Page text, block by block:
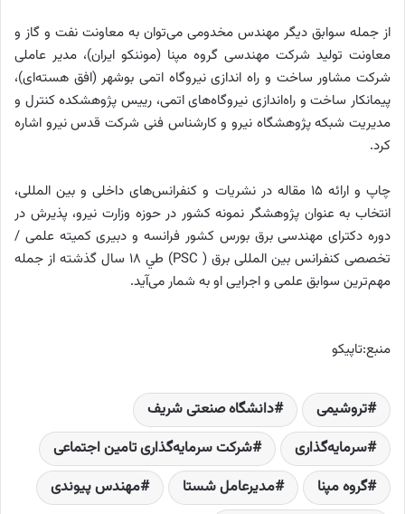
از جمله سوابق دیگر مهندس مخدومی می‌توان به معاونت نفت و گاز و
معاونت تولید شرکت مهندسی گروه مپنا (موننکو ایران)، مدير عاملی
شرکت مشاور ساخت و راه اندازی نیروگاه اتمی بوشهر (افق هسته‌ای)،
پیمانکار ساخت و راه‌اندازی نيروگاه‌های اتمی، رييس پژوهشكده كنترل و
مديريت شبكه پژوهشگاه نيرو و كارشناس فنی شرکت قدس نيرو اشاره
کرد.
چاپ و ارائه 15 مقاله در نشريات و كنفرانس‌های داخلی و بين المللی،
انتخاب به عنوان پژوهشگر نمونه كشور در حوزه وزارت نیرو، پذيرش در
دوره دكترای مهندسی برق بورس کشور فرانسه و دبيری كميته علمی /
تخصصی كنفرانس بين المللی برق (PSC )
طي 18 سال گذشته از جمله
مهم‌ترین سوابق علمی و اجرایی او به شمار می‌آید.
منبع:تاپیکو
تروشیمی
دانشگاه صنعتی شريف
سرمایه‌گذاری
شرکت سرمایه‌گذاری تامین اجتماعی
گروه مپنا
مدیرعامل شستا
مهندس پیوندی